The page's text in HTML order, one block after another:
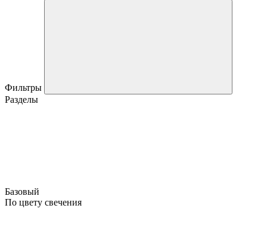
Фильтры
Разделы
Базовый
По цвету свечения